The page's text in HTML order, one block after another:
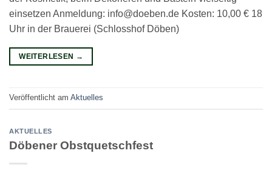
einsetzen Anmeldung: info@doeben.de Kosten: 10,00 € 18
Uhr in der Brauerei (Schlosshof Döben)
WEITERLESEN →
Veröffentlicht am Aktuelles
AKTUELLES
Döbener Obstquetschfest